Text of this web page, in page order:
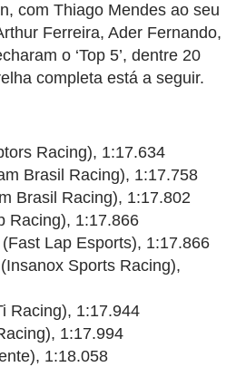
com Thiago Mendes ao seu
Ferreira, Ader Fernando,
o ‘Top 5’, dentre 20
completa está a seguir.
Racing), 1:17.634
Brasil Racing), 1:17.758
Brasil Racing), 1:17.802
Racing), 1:17.866
Lap Esports), 1:17.866
Sports Racing),
Racing), 1:17.944
1:17.994
1:18.058